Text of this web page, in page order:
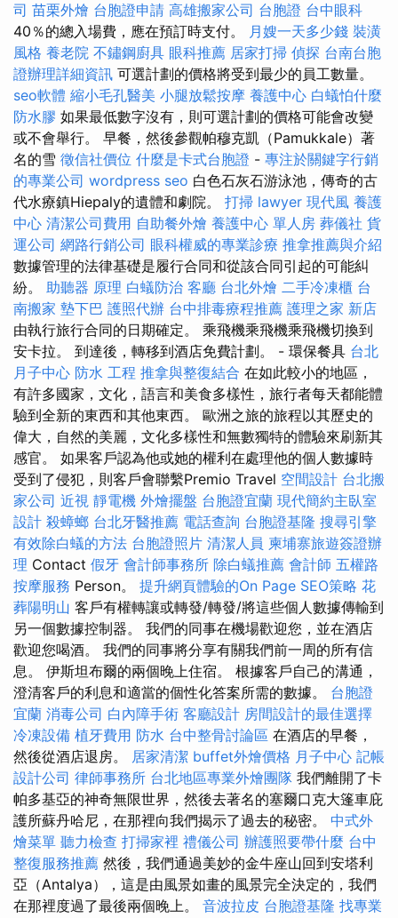
司 苗栗外燴 台胞證申請 高雄搬家公司 台胞證 台中眼科
40％的總入場費，應在預訂時支付。 月嫂一天多少錢 裝潢
風格 養老院 不鏽鋼廚具 眼科推薦 居家打掃 偵探 台南台胞
證辦理詳細資訊 可選計劃的價格將受到最少的員工數量。
seo軟體 縮小毛孔醫美 小腿放鬆按摩 養護中心 白蟻怕什麼
防水膠 如果最低數字沒有，則可選計劃的價格可能會改變
或不會舉行。 早餐，然後參觀帕穆克凱（Pamukkale）著
名的雪 徵信社價位 什麼是卡式台胞證 - 專注於關鍵字行銷
的專業公司 wordpress seo 白色石灰石游泳池，傳奇的古
代水療鎮Hiepaly的遺體和劇院。 打掃 lawyer 現代風 養護
中心 清潔公司費用 自助餐外燴 養護中心 單人房 葬儀社 貨
運公司 網路行銷公司 眼科權威的專業診療 推拿推薦與介紹
數據管理的法律基礎是履行合同和從該合同引起的可能糾
紛。 助聽器 原理 白蟻防治 客廳 台北外燴 二手冷凍櫃 台
南搬家 墊下巴 護照代辦 台中排毒療程推薦 護理之家 新店
由執行旅行合同的日期確定。 乘飛機乘飛機乘飛機切換到
安卡拉。 到達後，轉移到酒店免費計劃。 - 環保餐具 台北
月子中心 防水 工程 推拿與整復結合 在如此較小的地區，
有許多國家，文化，語言和美食多樣性，旅行者每天都能體
驗到全新的東西和其他東西。 歐洲之旅的旅程以其歷史的
偉大，自然的美麗，文化多樣性和無數獨特的體驗來刷新其
感官。 如果客戶認為他或她的權利在處理他的個人數據時
受到了侵犯，則客戶會聯繫Premio Travel 空間設計 台北搬
家公司 近視 靜電機 外燴擺盤 台胞證宜蘭 現代簡約主臥室
設計 殺蟑螂 台北牙醫推薦 電話查詢 台胞證基隆 搜尋引擎
有效除白蟻的方法 台胞證照片 清潔人員 柬埔寨旅遊簽證辦
理 Contact 假牙 會計師事務所 除白蟻推薦 會計師 五權路
按摩服務 Person。 提升網頁體驗的On Page SEO策略 花
葬陽明山 客戶有權轉讓或轉發/轉發/將這些個人數據傳輸到
另一個數據控制器。 我們的同事在機場歡迎您，並在酒店
歡迎您喝酒。 我們的同事將分享有關我們前一周的所有信
息。 伊斯坦布爾的兩個晚上住宿。 根據客戶自己的溝通，
澄清客戶的利息和適當的個性化答案所需的數據。 台胞證
宜蘭 消毒公司 白內障手術 客廳設計 房間設計的最佳選擇
冷凍設備 植牙費用 防水 台中整骨討論區 在酒店的早餐，
然後從酒店退房。 居家清潔 buffet外燴價格 月子中心 記帳
設計公司 律師事務所 台北地區專業外燴團隊 我們離開了卡
帕多基亞的神奇無限世界，然後去著名的塞爾口克大篷車庇
護所蘇丹哈尼，在那裡向我們揭示了過去的秘密。 中式外
燴菜單 聽力檢查 打掃家裡 禮儀公司 辦護照要帶什麼 台中
整復服務推薦 然後，我們通過美妙的金牛座山回到安塔利
亞（Antalya），這是由風景如畫的風景完全決定的，我們
在那裡度過了最後兩個晚上。 音波拉皮 台胞證基隆 找專業